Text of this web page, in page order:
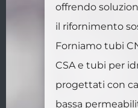
offrendo
il rifornimento
Forniamo tubi
CSA e tubi per
progettati con
bassa